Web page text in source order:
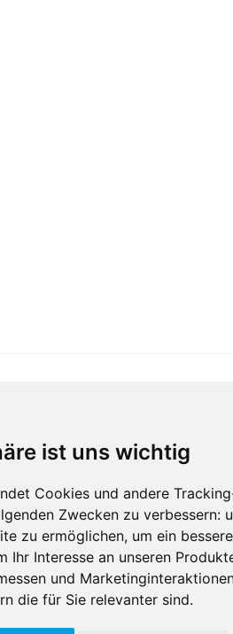
ist uns wichtig
Cookies und andere
Zwecken zu verbessern:
zu ermöglichen, um ein
Ihr Interesse an unseren
und
die für Sie relevanter sind.
Erhalten Sie regelmäßig
Serviceangebote zu
Immobilie.